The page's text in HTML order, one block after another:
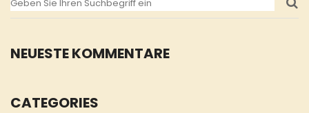
NEUESTE KOMMENTARE
CATEGORIES